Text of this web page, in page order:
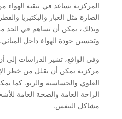
المركزية تساعد في تنقية
الضارة مثل الغبار والبكتيريا
وبذلك، يمكن أن تساهم في الحد
وتحسين جودة الهواء داخل المباني.
وفي الواقع، تشير الدراسات إلى
مركزية يمكن أن يقلل من خطر
العلوي والحساسية والربو. كما
الراحة العامة والصحة العامة
مشاكل التنفس.